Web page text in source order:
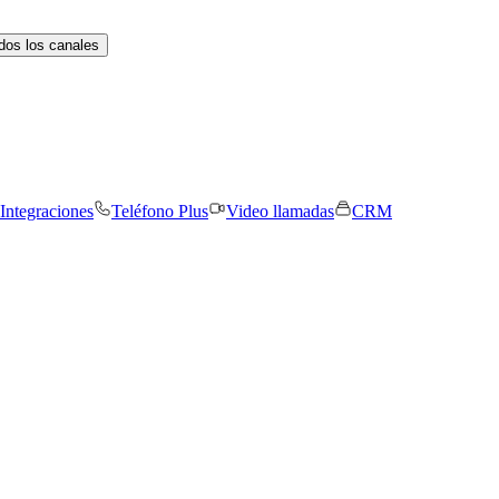
los canales
Integraciones Teléfono Plus Video llamadas CRM